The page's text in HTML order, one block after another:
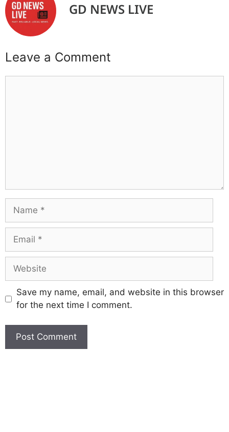
GD NEWS LIVE
Leave a Comment
Save my name, email, and website in this browser
for the next time I comment.